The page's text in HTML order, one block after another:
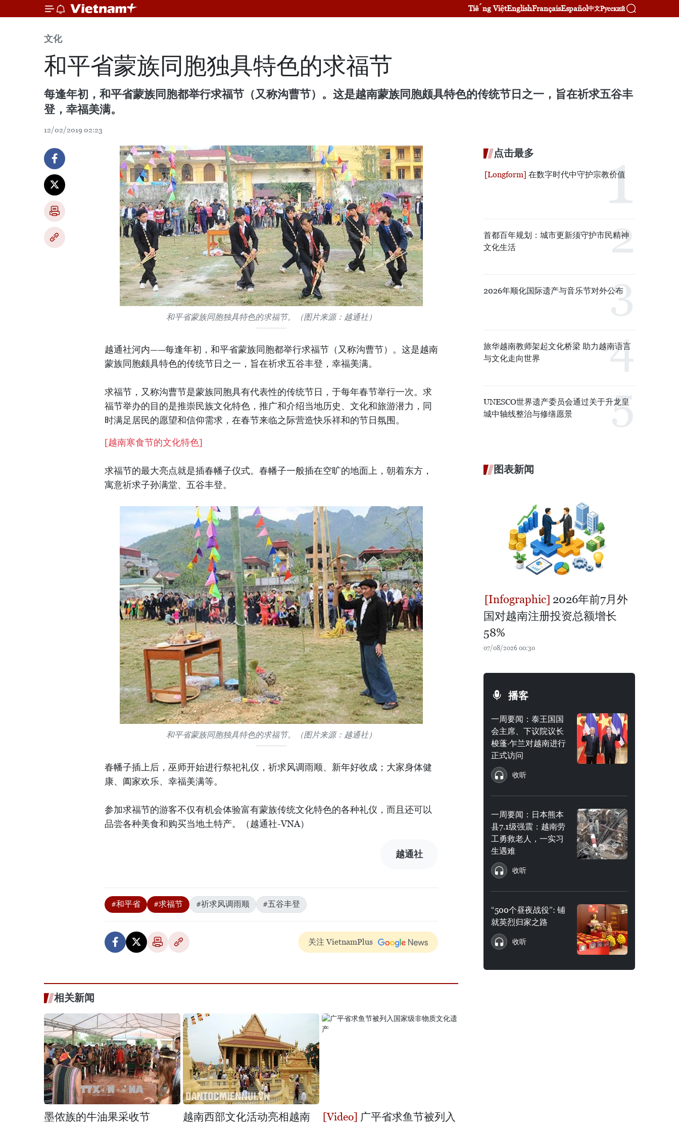
Tiếng ViệtEnglishFrançaisEspañol中文Русский
文化
和平省蒙族同胞独具特色的求福节
每逢年初，和平省蒙族同胞都举行求福节（又称沟曹节）。这是越南蒙族同胞颇具特色的传统节日之一，旨在祈求五谷丰
登，幸福美满。
12/02/2019 02:23
和平省蒙族同胞独具特色的求福节。（图片来源：越通社）
越通社河内——每逢年初，和平省蒙族同胞都举行求福节（又称沟曹节）。这是越南
蒙族同胞颇具特色的传统节日之一，旨在祈求五谷丰登，幸福美满。
求福节，又称沟曹节是蒙族同胞具有代表性的传统节日，于每年春节举行一次。求
福节举办的目的是推崇民族文化特色，推广和介绍当地历史、文化和旅游潜力，同
时满足居民的愿望和信仰需求，在春节来临之际营造快乐祥和的节日氛围。
[越南寒食节的文化特色]
求福节的最大亮点就是插春幡子仪式。春幡子一般插在空旷的地面上，朝着东方，
寓意祈求子孙满堂、五谷丰登。
和平省蒙族同胞独具特色的求福节。（图片来源：越通社）
春幡子插上后，巫师开始进行祭祀礼仪，祈求风调雨顺、新年好收成；大家身体健
康、阖家欢乐、幸福美满等。
参加求福节的游客不仅有机会体验富有蒙族传统文化特色的各种礼仪，而且还可以
品尝各种美食和购买当地土特产。（越通社-VNA）
越通社
#和平省 #求福节 #祈求风调雨顺 #五谷丰登
关注 VietnamPlus
相关新闻
墨侬族的牛油果采收节
越南西部文化活动亮相越南
广平省求鱼节被列入
点击最多
在数字时代中守护宗教价值
首都百年规划：城市更新须守护市民精神
文化生活
2026年顺化国际遗产与音乐节对外公布
旅华越南教师架起文化桥梁 助力越南语言
与文化走向世界
UNESCO世界遗产委员会通过关于升龙皇
城中轴线整治与修缮愿景
图表新闻
2026年前7月外
国对越南注册投资总额增长
58%
07/08/2026 00:30
播客
一周要闻：泰王国国
会主席、下议院议长
梭蓬·乍兰对越南进行
正式访问
收听
一周要闻：日本熊本
县7.1级强震：越南劳
工勇救老人，一实习
生遇难
收听
“500个昼夜战役”: 铺
就英烈归家之路
收听